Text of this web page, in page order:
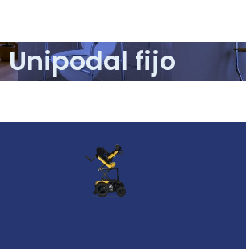
Unipodal fijo